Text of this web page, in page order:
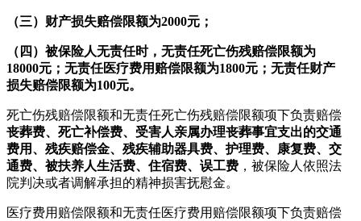
（三）财产损失赔偿限额为2000元；
（四）被保险人无责任时，无责任死亡伤残赔偿限额为
18000元；无责任医疗费用赔偿限额为1800元；无责任财产
损失赔偿限额为100元。
死亡伤残赔偿限额和无责任死亡伤残赔偿限额项下负责赔偿
丧葬费、死亡补偿费、受害人亲属办理丧葬事宜支出的交通
费用、残疾赔偿金、残疾辅助器具费、护理费、康复费、交
通费、被扶养人生活费、住宿费、误工费 ，被保险人依照法
院判决或者调解承担的精神损害抚慰金。
医疗费用赔偿限额和无责任医疗费用赔偿限额项下负责赔偿